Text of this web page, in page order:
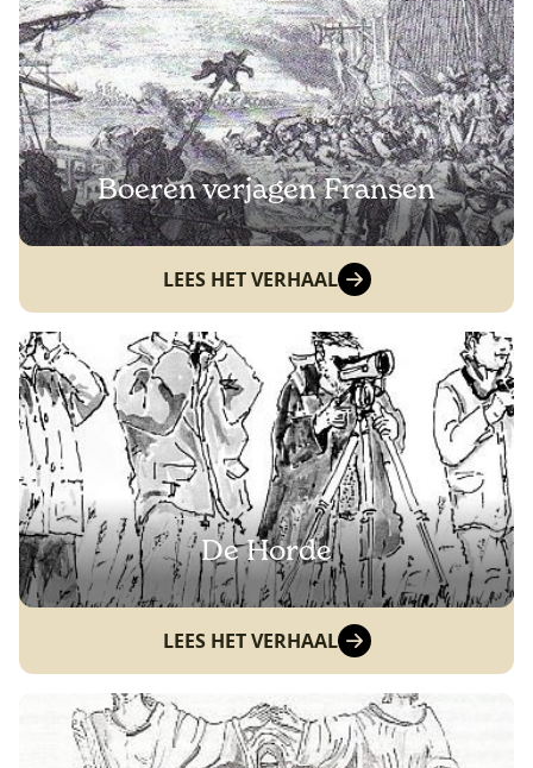
Boeren verjagen Fransen
LEES HET VERHAAL
De Horde
LEES HET VERHAAL